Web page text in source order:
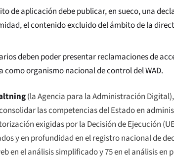
de aplicación debe publicar, en sueco, una
el contenido excluido del ámbito de la
deben poder presentar reclamaciones de
como organismo nacional de control del WAD.
(la Agencia para la Administración
las competencias del Estado en
exigidas por la Decisión de Ejecución
y en profundidad en el registro nacional de
en el análisis simplificado y 75 en el análisis